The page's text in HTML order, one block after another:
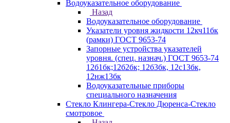
Водоуказательное оборудование
Назад
Водоуказательное оборудование
Указатели уровня жидкости 12кч11бк
(рамки) ГОСТ 9653-74
Запорные устройства указателей
уровня. (спец. назнач.) ГОСТ 9653-74
12б1бк;12б2бк; 12б3бк, 12с13бк,
12нж13бк
Водоуказательные приборы
специального назначения
Стекло Клингера-Стекло Дюренса-Стекло
смотровое